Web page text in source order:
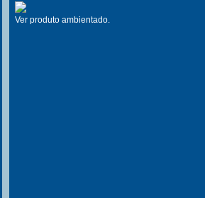
Ver produto ambientado.